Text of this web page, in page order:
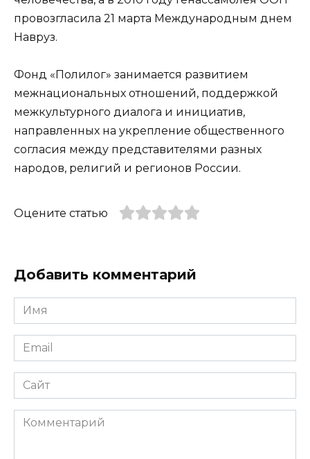
провозгласила 21 марта Международным днем
Навруз.
Фонд «Полилог» занимается развитием
межнациональных отношений, поддержкой
межкультурного диалога и инициатив,
направленных на укрепление общественного
согласия между представителями разных
народов, религий и регионов России.
Оцените статью
Добавить комментарий
Имя
*
Email
*
Сайт
Комментарий